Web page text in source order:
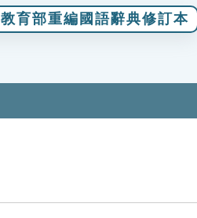
教育部重編國語辭典修訂本